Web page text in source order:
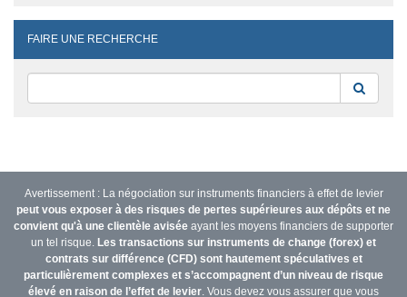
FAIRE UNE RECHERCHE
Avertissement : La négociation sur instruments financiers à effet de levier
peut vous exposer à des risques de pertes supérieures aux dépôts et ne
convient qu'à une clientèle avisée ayant les moyens financiers de supporter
un tel risque. Les transactions sur instruments de change (forex) et
contrats sur différence (CFD) sont hautement spéculatives et
particulièrement complexes et s’accompagnent d’un niveau de risque
élevé en raison de l’effet de levier. Vous devez vous assurer que vous